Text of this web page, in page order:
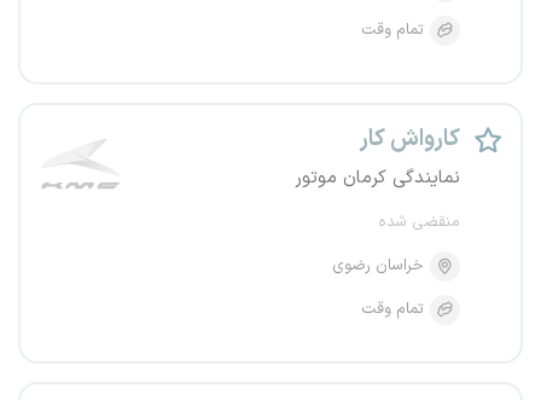
تمام وقت
کارواش کار
نمایندگی کرمان موتور
منقضی شده
خراسان رضوی
تمام وقت